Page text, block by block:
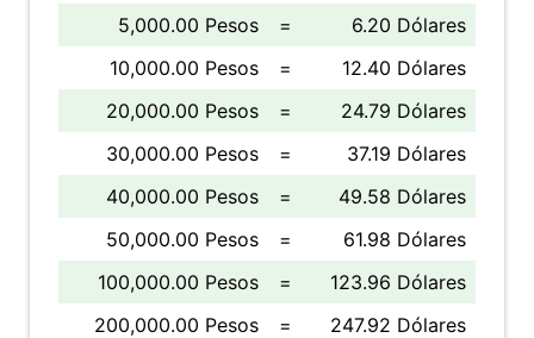
5,000.00 Pesos
=
6.20 Dólares
10,000.00 Pesos
=
12.40 Dólares
20,000.00 Pesos
=
24.79 Dólares
30,000.00 Pesos
=
37.19 Dólares
40,000.00 Pesos
=
49.58 Dólares
50,000.00 Pesos
=
61.98 Dólares
100,000.00 Pesos
=
123.96 Dólares
200,000.00 Pesos
= 247.92 Dólares